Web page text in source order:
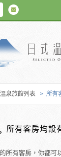
溫泉旅館列表 > 所有
所有客房均設
所有客房，你都可